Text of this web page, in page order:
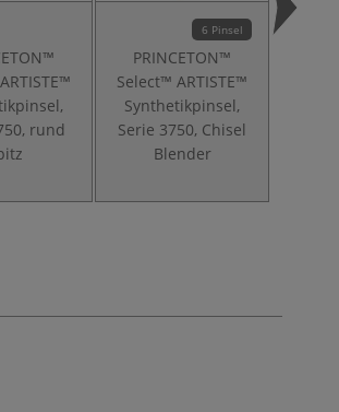
rund
6 Pinsel
PRINCETON™
Select™ ARTISTE™
Synthetikpinsel,
Serie 3750, Chisel
Blender